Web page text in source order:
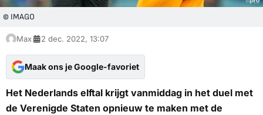
© IMAGO
Max 2 dec. 2022, 13:07
Maak ons je Google-favoriet
Het Nederlands elftal krijgt vanmiddag in het duel met
de Verenigde Staten opnieuw te maken met de